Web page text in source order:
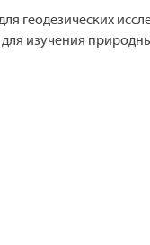
геодезических
изучения